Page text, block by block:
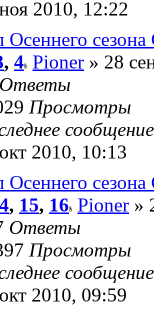
2010, 12:22
Осеннего
, 4 Pioner » 28
Ответы
Просмотры
2010, 10:13
Осеннего
, 15, 16 Pioner »
Ответы
Просмотры
2010, 09:59